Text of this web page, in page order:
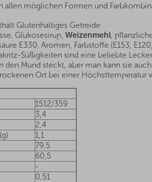
allen möglichen Formen und
Glutenhaltiges Getreide
Glukosesirup, Weizenmehl ,
E330, Aromen, Farbstoffe (E153,
Süßigkeiten sind eine beliebte
den Mund steckt, aber man kann sie
Ort bei einer Höchsttemperatur
1512/359
3,4
2,4
1,1
79,5
60,5
-
0,51